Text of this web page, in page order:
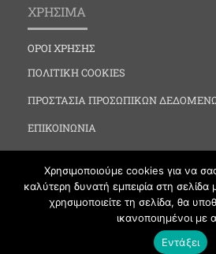
ΧΡΗΣΙΜΑ
ΟΡΟΙ ΧΡΗΣΗΣ
ΠΟΛΙΤΙΚΗ COOKIES
ΠΡΟΣΤΑΣΙΑ ΠΡΟΣΩΠΙΚΩΝ
ΕΠΙΚΟΙΝΩΝΙΑ
VIPNEWS.GR © 2019 All Rights
Χρησιμοποιούμε cookies για να
καλύτερη δυνατή εμπειρία στη
χρησιμοποιείτε τη σελίδα, θα
ικανοποιημένοι με
Εντάξει